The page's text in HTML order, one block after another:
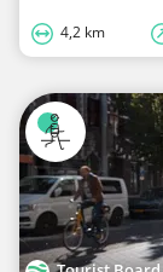
4,2 km